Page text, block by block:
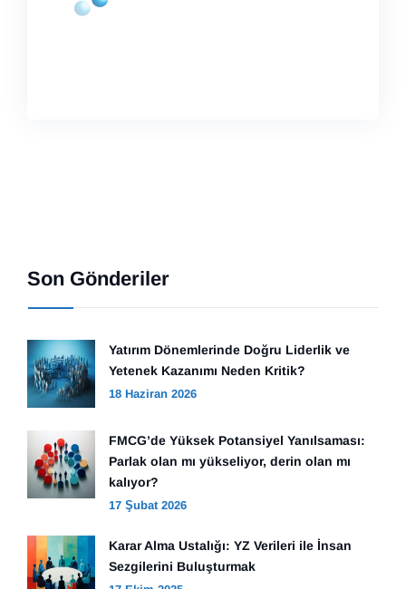
Son Gönderiler
Yatırım Dönemlerinde Doğru Liderlik ve
Yetenek Kazanımı Neden Kritik?
18 Haziran 2026
FMCG’de Yüksek Potansiyel Yanılsaması:
Parlak olan mı yükseliyor, derin olan mı
kalıyor?
17 Şubat 2026
Karar Alma Ustalığı: YZ Verileri ile İnsan
Sezgilerini Buluşturmak